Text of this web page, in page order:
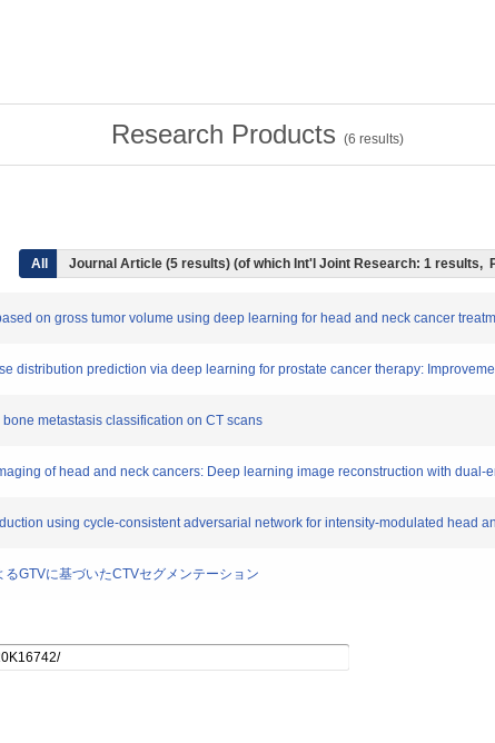
Research Products (6 results)
All Journal Article (5 results) (of which Int'l Joint Research: 1 results,
on gross tumor volume using deep learning for head and neck cancer
distribution prediction via deep learning for prostate cancer therapy:
metastasis classification on CT scans
of head and neck cancers: Deep learning image reconstruction with dual-
using cycle-consistent adversarial network for intensity-modulated head
GTVに基づいたCTVセグメンテーション